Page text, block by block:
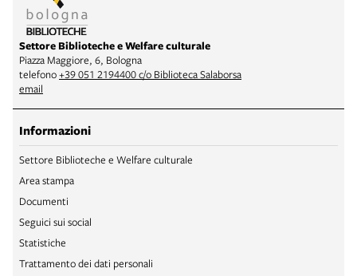
Settore Biblioteche e Welfare culturale
Piazza Maggiore, 6, Bologna
telefono+39 051 2194400 c/o Biblioteca Salaborsa
email
Informazioni
Settore Biblioteche e Welfare culturale
Area stampa
Documenti
Seguici sui social
Statistiche
Trattamento dei dati personali